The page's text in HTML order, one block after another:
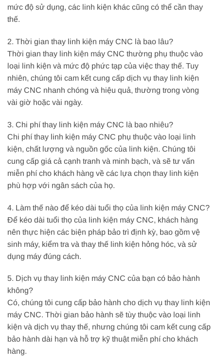
mức độ sử dụng, các linh kiện khác cũng có thể cần thay
thế.
2. Thời gian thay linh kiện máy CNC là bao lâu?
Thời gian thay linh kiện máy CNC thường phụ thuộc vào
loại linh kiện và mức độ phức tạp của việc thay thế. Tuy
nhiên, chúng tôi cam kết cung cấp dịch vụ thay linh kiện
máy CNC nhanh chóng và hiệu quả, thường trong vòng
vài giờ hoặc vài ngày.
3. Chi phí thay linh kiện máy CNC là bao nhiêu?
Chi phí thay linh kiện máy CNC phụ thuộc vào loại linh
kiện, chất lượng và nguồn gốc của linh kiện. Chúng tôi
cung cấp giá cả cạnh tranh và minh bạch, và sẽ tư vấn
miễn phí cho khách hàng về các lựa chọn thay linh kiện
phù hợp với ngân sách của họ.
4. Làm thế nào để kéo dài tuổi thọ của linh kiện máy CNC?
Để kéo dài tuổi thọ của linh kiện máy CNC, khách hàng
nên thực hiện các biện pháp bảo trì định kỳ, bao gồm vệ
sinh máy, kiểm tra và thay thế linh kiện hỏng hóc, và sử
dụng máy đúng cách.
5. Dịch vụ thay linh kiện máy CNC của bạn có bảo hành
không?
Có, chúng tôi cung cấp bảo hành cho dịch vụ thay linh kiện
máy CNC. Thời gian bảo hành sẽ tùy thuộc vào loại linh
kiện và dịch vụ thay thế, nhưng chúng tôi cam kết cung cấp
bảo hành dài hạn và hỗ trợ kỹ thuật miễn phí cho khách
hàng.